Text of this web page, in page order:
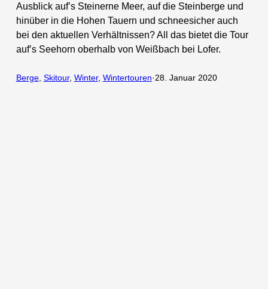
Ausblick auf’s Steinerne Meer, auf die Steinberge und
hinüber in die Hohen Tauern und schneesicher auch
bei den aktuellen Verhältnissen? All das bietet die Tour
auf’s Seehorn oberhalb von Weißbach bei Lofer.
Berge, Skitour, Winter, Wintertouren·28. Januar 2020